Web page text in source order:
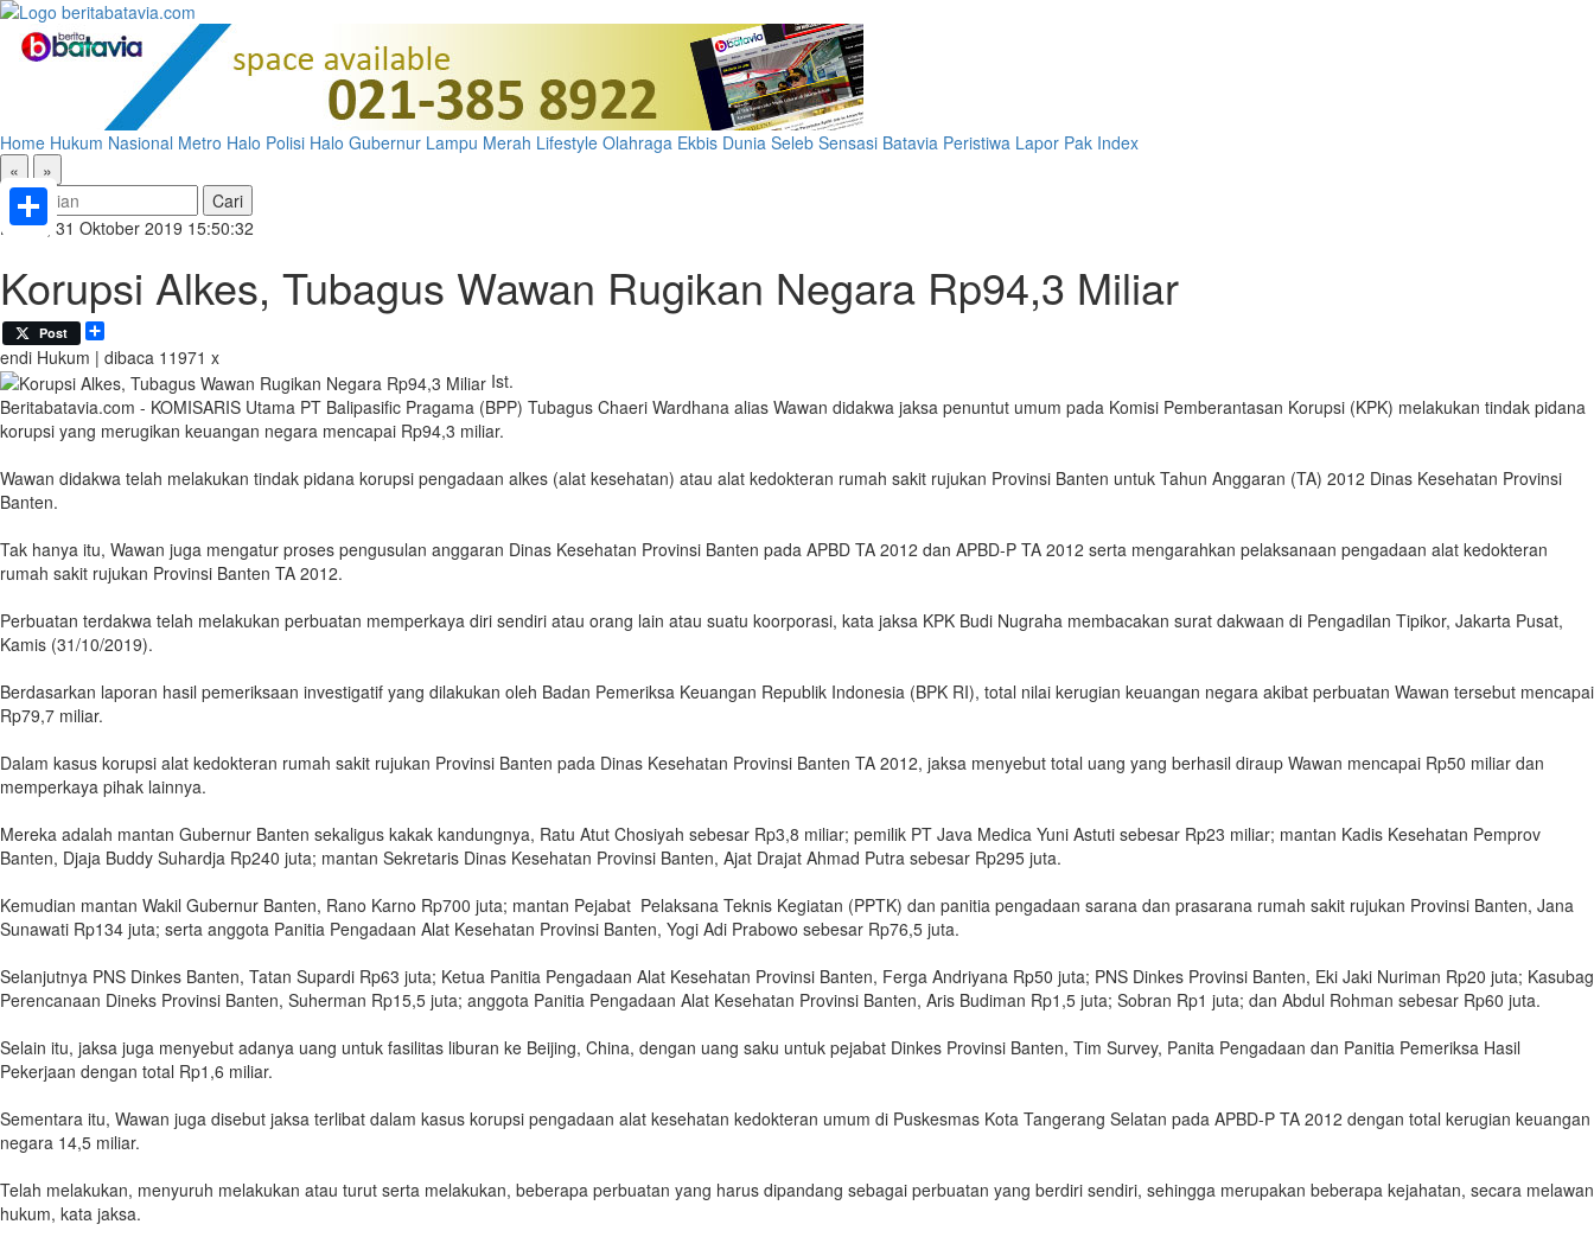
Home Hukum Nasional Metro Halo Polisi Halo Gubernur Lampu Merah Lifestyle Olahraga Ekbis Dunia Seleb Sensasi Batavia Peristiwa Lapor Pak Index
«
»
Kamis, 31 Oktober 2019 15:50:32
Korupsi Alkes, Tubagus Wawan Rugikan Negara Rp94,3 Miliar
Post
endi Hukum | dibaca 11971 x
Ist.
Beritabatavia.com - KOMISARIS Utama PT Balipasific Pragama (BPP) Tubagus Chaeri Wardhana alias Wawan didakwa jaksa penuntut umum pada Komisi Pemberantasan Korupsi (KPK) melakukan tindak pidana
korupsi yang merugikan keuangan negara mencapai Rp94,3 miliar.
Wawan didakwa telah melakukan tindak pidana korupsi pengadaan alkes (alat kesehatan) atau alat kedokteran rumah sakit rujukan Provinsi Banten untuk Tahun Anggaran (TA) 2012 Dinas Kesehatan Provinsi
Banten.
Tak hanya itu, Wawan juga mengatur proses pengusulan anggaran Dinas Kesehatan Provinsi Banten pada APBD TA 2012 dan APBD-P TA 2012 serta mengarahkan pelaksanaan pengadaan alat kedokteran
rumah sakit rujukan Provinsi Banten TA 2012.
Perbuatan terdakwa telah melakukan perbuatan memperkaya diri sendiri atau orang lain atau suatu koorporasi, kata jaksa KPK Budi Nugraha membacakan surat dakwaan di Pengadilan Tipikor, Jakarta Pusat,
Kamis (31/10/2019).
Berdasarkan laporan hasil pemeriksaan investigatif yang dilakukan oleh Badan Pemeriksa Keuangan Republik Indonesia (BPK RI), total nilai kerugian keuangan negara akibat perbuatan Wawan tersebut mencapai
Rp79,7 miliar.
Dalam kasus korupsi alat kedokteran rumah sakit rujukan Provinsi Banten pada Dinas Kesehatan Provinsi Banten TA 2012, jaksa menyebut total uang yang berhasil diraup Wawan mencapai Rp50 miliar dan
memperkaya pihak lainnya.
Mereka adalah mantan Gubernur Banten sekaligus kakak kandungnya, Ratu Atut Chosiyah sebesar Rp3,8 miliar; pemilik PT Java Medica Yuni Astuti sebesar Rp23 miliar; mantan Kadis Kesehatan Pemprov
Banten, Djaja Buddy Suhardja Rp240 juta; mantan Sekretaris Dinas Kesehatan Provinsi Banten, Ajat Drajat Ahmad Putra sebesar Rp295 juta.
Kemudian mantan Wakil Gubernur Banten, Rano Karno Rp700 juta; mantan Pejabat Pelaksana Teknis Kegiatan (PPTK) dan panitia pengadaan sarana dan prasarana rumah sakit rujukan Provinsi Banten, Jana
Sunawati Rp134 juta; serta anggota Panitia Pengadaan Alat Kesehatan Provinsi Banten, Yogi Adi Prabowo sebesar Rp76,5 juta.
Selanjutnya PNS Dinkes Banten, Tatan Supardi Rp63 juta; Ketua Panitia Pengadaan Alat Kesehatan Provinsi Banten, Ferga Andriyana Rp50 juta; PNS Dinkes Provinsi Banten, Eki Jaki Nuriman Rp20 juta; Kasubag
Perencanaan Dineks Provinsi Banten, Suherman Rp15,5 juta; anggota Panitia Pengadaan Alat Kesehatan Provinsi Banten, Aris Budiman Rp1,5 juta; Sobran Rp1 juta; dan Abdul Rohman sebesar Rp60 juta.
Selain itu, jaksa juga menyebut adanya uang untuk fasilitas liburan ke Beijing, China, dengan uang saku untuk pejabat Dinkes Provinsi Banten, Tim Survey, Panita Pengadaan dan Panitia Pemeriksa Hasil
Pekerjaan dengan total Rp1,6 miliar.
Sementara itu, Wawan juga disebut jaksa terlibat dalam kasus korupsi pengadaan alat kesehatan kedokteran umum di Puskesmas Kota Tangerang Selatan pada APBD-P TA 2012 dengan total kerugian keuangan
negara 14,5 miliar.
Telah melakukan, menyuruh melakukan atau turut serta melakukan, beberapa perbuatan yang harus dipandang sebagai perbuatan yang berdiri sendiri, sehingga merupakan beberapa kejahatan, secara melawan
hukum, kata jaksa.
Share